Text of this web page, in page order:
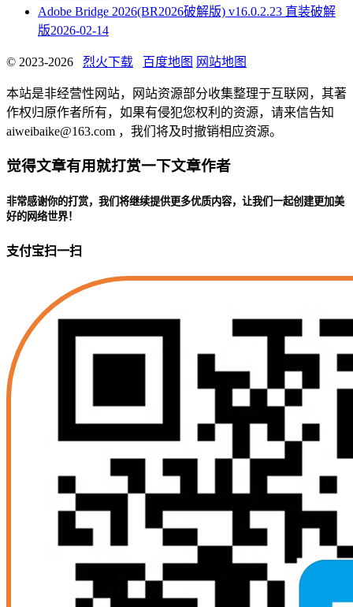
Adobe Bridge 2026(BR2026破解版) v16.0.2.23 直装破解
版2026-02-14
© 2023-2026 烈火下载 百度地图 网站地图
本站是非经营性网站，网站资源部分收集整理于互联网，其著
作权归原作者所有，如果有侵犯您权利的资源，请来信告知
aiweibaike@163.com ，我们将及时撤销相应资源。
觉得文章有用就打赏一下文章作者
非常感谢你的打赏，我们将继续提供更多优质内容，让我们一起创建更加美
好的网络世界！
支付宝扫一扫